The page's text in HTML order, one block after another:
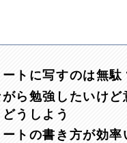
トに写すのは無駄
ら勉強したいけど
うしよう
トの書き方が効率